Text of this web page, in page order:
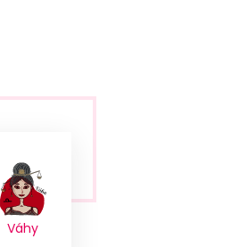
Váhy